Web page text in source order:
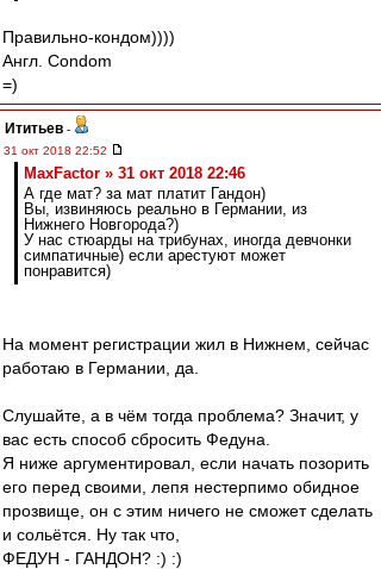
Правильно-кондом))))
Англ. Condom
=)
Ититьев -
31 окт 2018 22:52
MaxFactor » 31 окт 2018 22:46
А где мат? за мат платит Гандон)
Вы, извиняюсь реально в Германии, из
Нижнего Новгорода?)
У нас стюарды на трибунах, иногда девчонки
симпатичные) если арестуют может
понравится)
На момент регистрации жил в Нижнем, сейчас
работаю в Германии, да.
Слушайте, а в чём тогда проблема? Значит, у
вас есть способ сбросить Федуна.
Я ниже аргументировал, если начать позорить
его перед своими, лепя нестерпимо обидное
прозвище, он с этим ничего не сможет сделать
и сольётся. Ну так что,
ФЕДУН - ГАНДОН? :) :)